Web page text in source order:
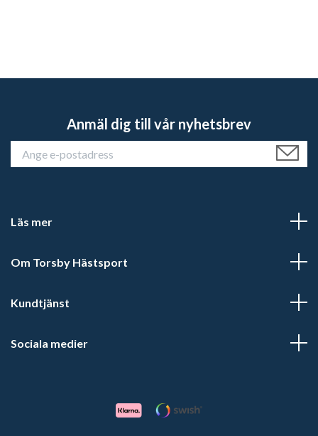
Anmäl dig till vår nyhetsbrev
Läs mer
Om Torsby Hästsport
Kundtjänst
Sociala medier